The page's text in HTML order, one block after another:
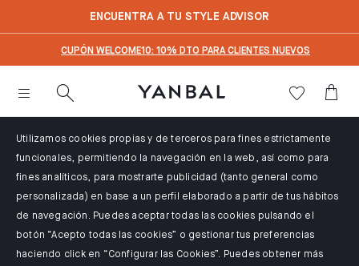
ENCUENTRA A TU STYLE ADVISOR
CUPÓN WELCOME10: 10% DTO PARA CLIENTES NUEVOS
Utilizamos cookies propias y de terceros para fines estrictamente
funcionales, permitiendo la navegación en la web, así como para
fines analíticos, para mostrarte publicidad (tanto general como
personalizada) en base a un perfil elaborado a partir de tus hábitos
de navegación. Puedes aceptar todas las cookies pulsando el
botón “Acepto todas las cookies” o gestionar tus preferencias
haciendo click en “Configurar las Cookies”. Puedes obtener más